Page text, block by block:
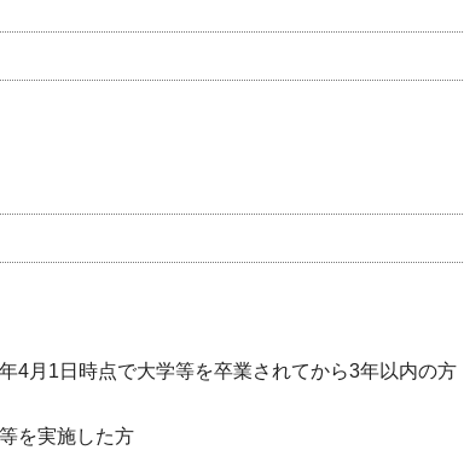
4月1日時点で大学等を卒業されてから3年以内の方
を実施した方